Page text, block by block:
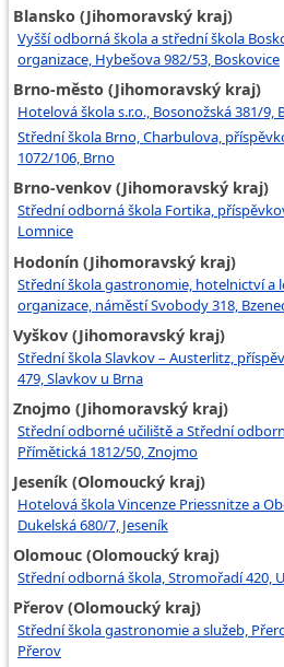
Blansko (Jihomoravský kraj)
Vyšší odborná škola a střední škola
organizace, Hybešova 982/53, Boskovice
Brno-město (Jihomoravský kraj)
Hotelová škola s.r.o., Bosonožská 381/9,
Střední škola Brno, Charbulova,
1072/106, Brno
Brno-venkov (Jihomoravský kraj)
Střední odborná škola Fortika,
Lomnice
Hodonín (Jihomoravský kraj)
Střední škola gastronomie, hotelnictví a
organizace, náměstí Svobody 318,
Vyškov (Jihomoravský kraj)
Střední škola Slavkov – Austerlitz,
479, Slavkov u Brna
Znojmo (Jihomoravský kraj)
Střední odborné učiliště a Střední
Přímětická 1812/50, Znojmo
Jeseník (Olomoucký kraj)
Hotelová škola Vincenze Priessnitze a
Dukelská 680/7, Jeseník
Olomouc (Olomoucký kraj)
Střední odborná škola, Stromořadí 420,
Přerov (Olomoucký kraj)
Střední škola gastronomie a služeb,
Přerov